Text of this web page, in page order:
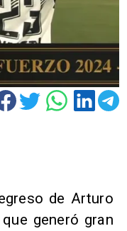
de Arturo
generó gran